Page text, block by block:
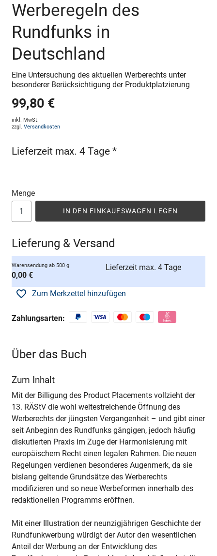
Werberegeln des
Rundfunks in
Deutschland
Eine Untersuchung des aktuellen Werberechts unter
besonderer Berücksichtigung der Produktplatzierung
99,80 €
inkl. MwSt.
zzgl. Versandkosten
Lieferzeit max. 4 Tage *
Menge
IN DEN EINKAUFSWAGEN LEGEN
Lieferung & Versand
Warensendung ab 500 g
0,00 €
Lieferzeit max. 4 Tage
Zum Merkzettel hinzufügen
Zahlungsarten:
Über das Buch
Zum Inhalt
Mit der Billigung des Product Placements vollzieht der
13. RÄStV die wohl weitestreichende Öffnung des
Werberechts der jüngsten Vergangenheit – und gibt einer
seit Anbeginn des Rundfunks gängigen, jedoch häufig
diskutierten Praxis im Zuge der Harmonisierung mit
europäischem Recht einen legalen Rahmen. Die neuen
Regelungen verdienen besonderes Augenmerk, da sie
bislang geltende Grundsätze des Werberechts
modifizieren und so neue Werbeformen innerhalb des
redaktionellen Programms eröffnen.
Mit einer Illustration der neunzigjährigen Geschichte der
Rundfunkwerbung würdigt der Autor den wesentlichen
Anteil der Werbung an der Entwicklung des